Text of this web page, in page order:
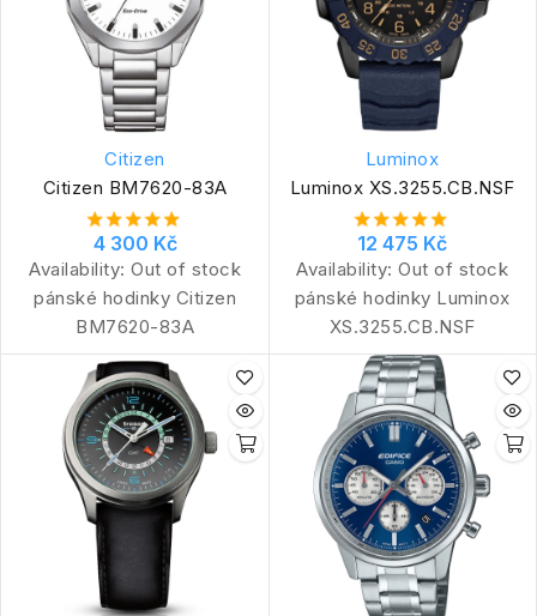
Citizen
Citizen BM7620-83A
4 300 Kč
Availability: Out of stock
pánské hodinky Citizen
BM7620-83A
Luminox
Luminox XS.3255.CB.NSF
12 475 Kč
Availability: Out of stock
pánské hodinky Luminox
XS.3255.CB.NSF